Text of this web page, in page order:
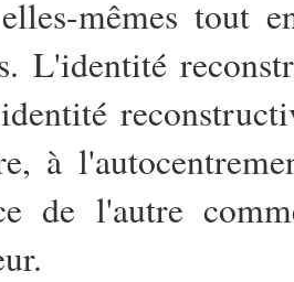
mêmes tout
L'identité
à
de l'autre